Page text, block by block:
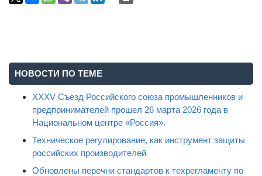
НОВОСТИ ПО ТЕМЕ
XXXV Съезд Российского союза промышленников и
предпринимателей прошел 26 марта 2026 года в
Национальном центре «Россия».
Техническое регулирование, как инструмент защиты
российских производителей
Обновлены перечни стандартов к техрегламенту по